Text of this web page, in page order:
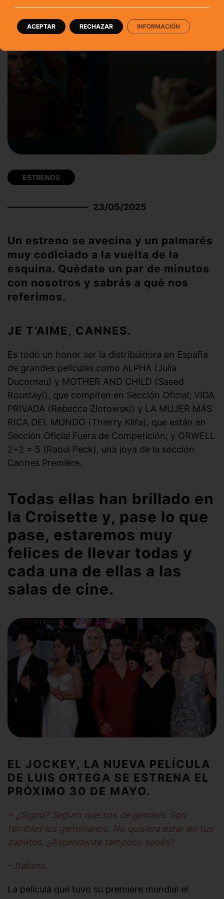
ESTRENOS
23/05/2025
Un estreno se avecina y un palmarés
muy codiciado a la vuelta de la
esquina. Quédate un par de minutos
con nosotros y sabrás a qué nos
referimos.
JE T’AIME, CANNES.
Es todo un honor ser la distribuidora en España
de grandes películas como ALPHA (Julia
Ducornau) y MOTHER AND CHILD (Saeed
Roustayi), que compiten en Sección Oficial; VIDA
PRIVADA (Rebecca Zlotowski) y LA MUJER MÁS
RICA DEL MUNDO (Thierry Klifa), que están en
Sección Oficial Fuera de Competición; y ORWELL
2+2 = 5 (Raoul Peck), una joya de la sección
Cannes Première.
Todas ellas han brillado en
la Croisette y, pase lo que
pase, estaremos muy
felices de llevar todas y
cada una de ellas a las
salas de cine.
EL JOCKEY, LA NUEVA PELÍCULA
DE LUIS ORTEGA SE ESTRENA EL
PRÓXIMO 30 DE MAYO.
+ ¿Signo? Seguro que sos de géminis. Son
terribles los geminianos. No quisiera estar en tus
zapatos. ¿Ascendente tampoco sabés?
– Italiano.
La película que tuvo su premiere mundial el
ACEPTAR RECHAZAR INFORMACIÓN